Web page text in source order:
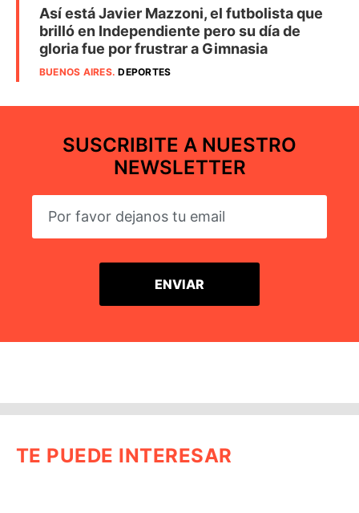
Así está Javier Mazzoni, el futbolista que
brilló en Independiente pero su día de
gloria fue por frustrar a Gimnasia
BUENOS AIRES.DEPORTES
SUSCRIBITE A NUESTRO
NEWSLETTER
TE PUEDE INTERESAR